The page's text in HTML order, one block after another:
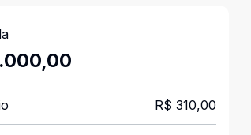
R$ 310,00